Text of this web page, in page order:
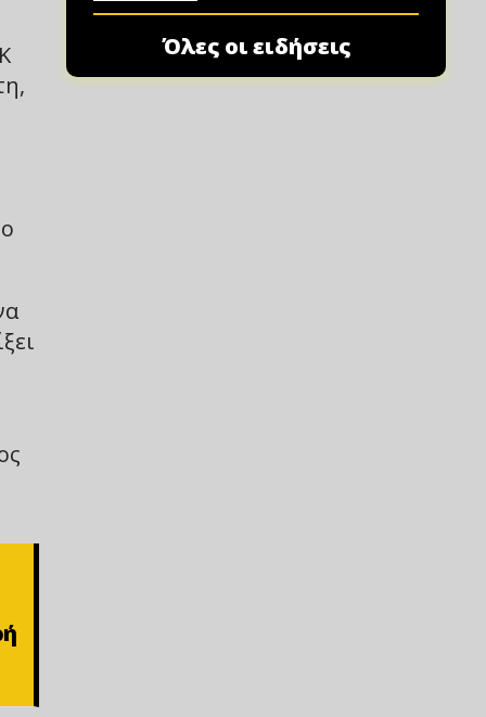
Όλες οι ειδήσεις